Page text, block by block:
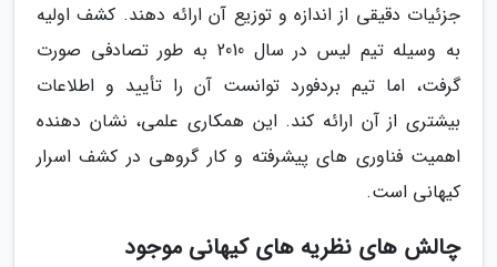
جزئیات دقیقی از اندازه و توزیع آن ارائه دهند. کشف اولیه
به وسیله تیم لیس در سال 2010 به طور تصادفی صورت
گرفت، اما تیم بردفورد توانست آن را تأیید و اطلاعات
بیشتری از آن ارائه کند. این همکاری علمی، نشان دهنده
اهمیت فناوری های پیشرفته و کار گروهی در کشف اسرار
کیهانی است.
چالش های نظریه های کیهانی موجود